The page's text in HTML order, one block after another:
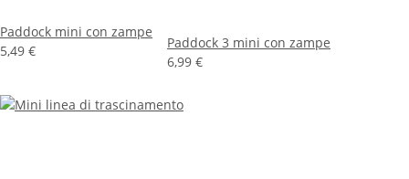
Paddock mini con zampe
5,49 €
Paddock 3 mini con zampe
6,99 €